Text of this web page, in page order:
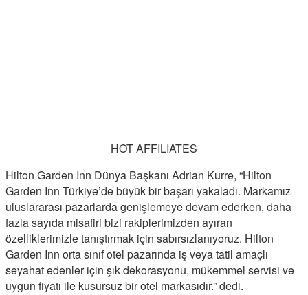
HOT AFFILIATES
Hilton Garden Inn Dünya Başkanı Adrian Kurre, “Hilton
Garden Inn Türkiye’de büyük bir başarı yakaladı. Markamız
uluslararası pazarlarda genişlemeye devam ederken, daha
fazla sayıda misafiri bizi rakiplerimizden ayıran
özelliklerimizle tanıştırmak için sabırsızlanıyoruz. Hilton
Garden Inn orta sınıf otel pazarında iş veya tatil amaçlı
seyahat edenler için şık dekorasyonu, mükemmel servisi ve
uygun fiyatı ile kusursuz bir otel markasıdır.” dedi.